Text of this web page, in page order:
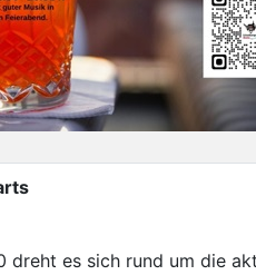
dreht es sich rund um die